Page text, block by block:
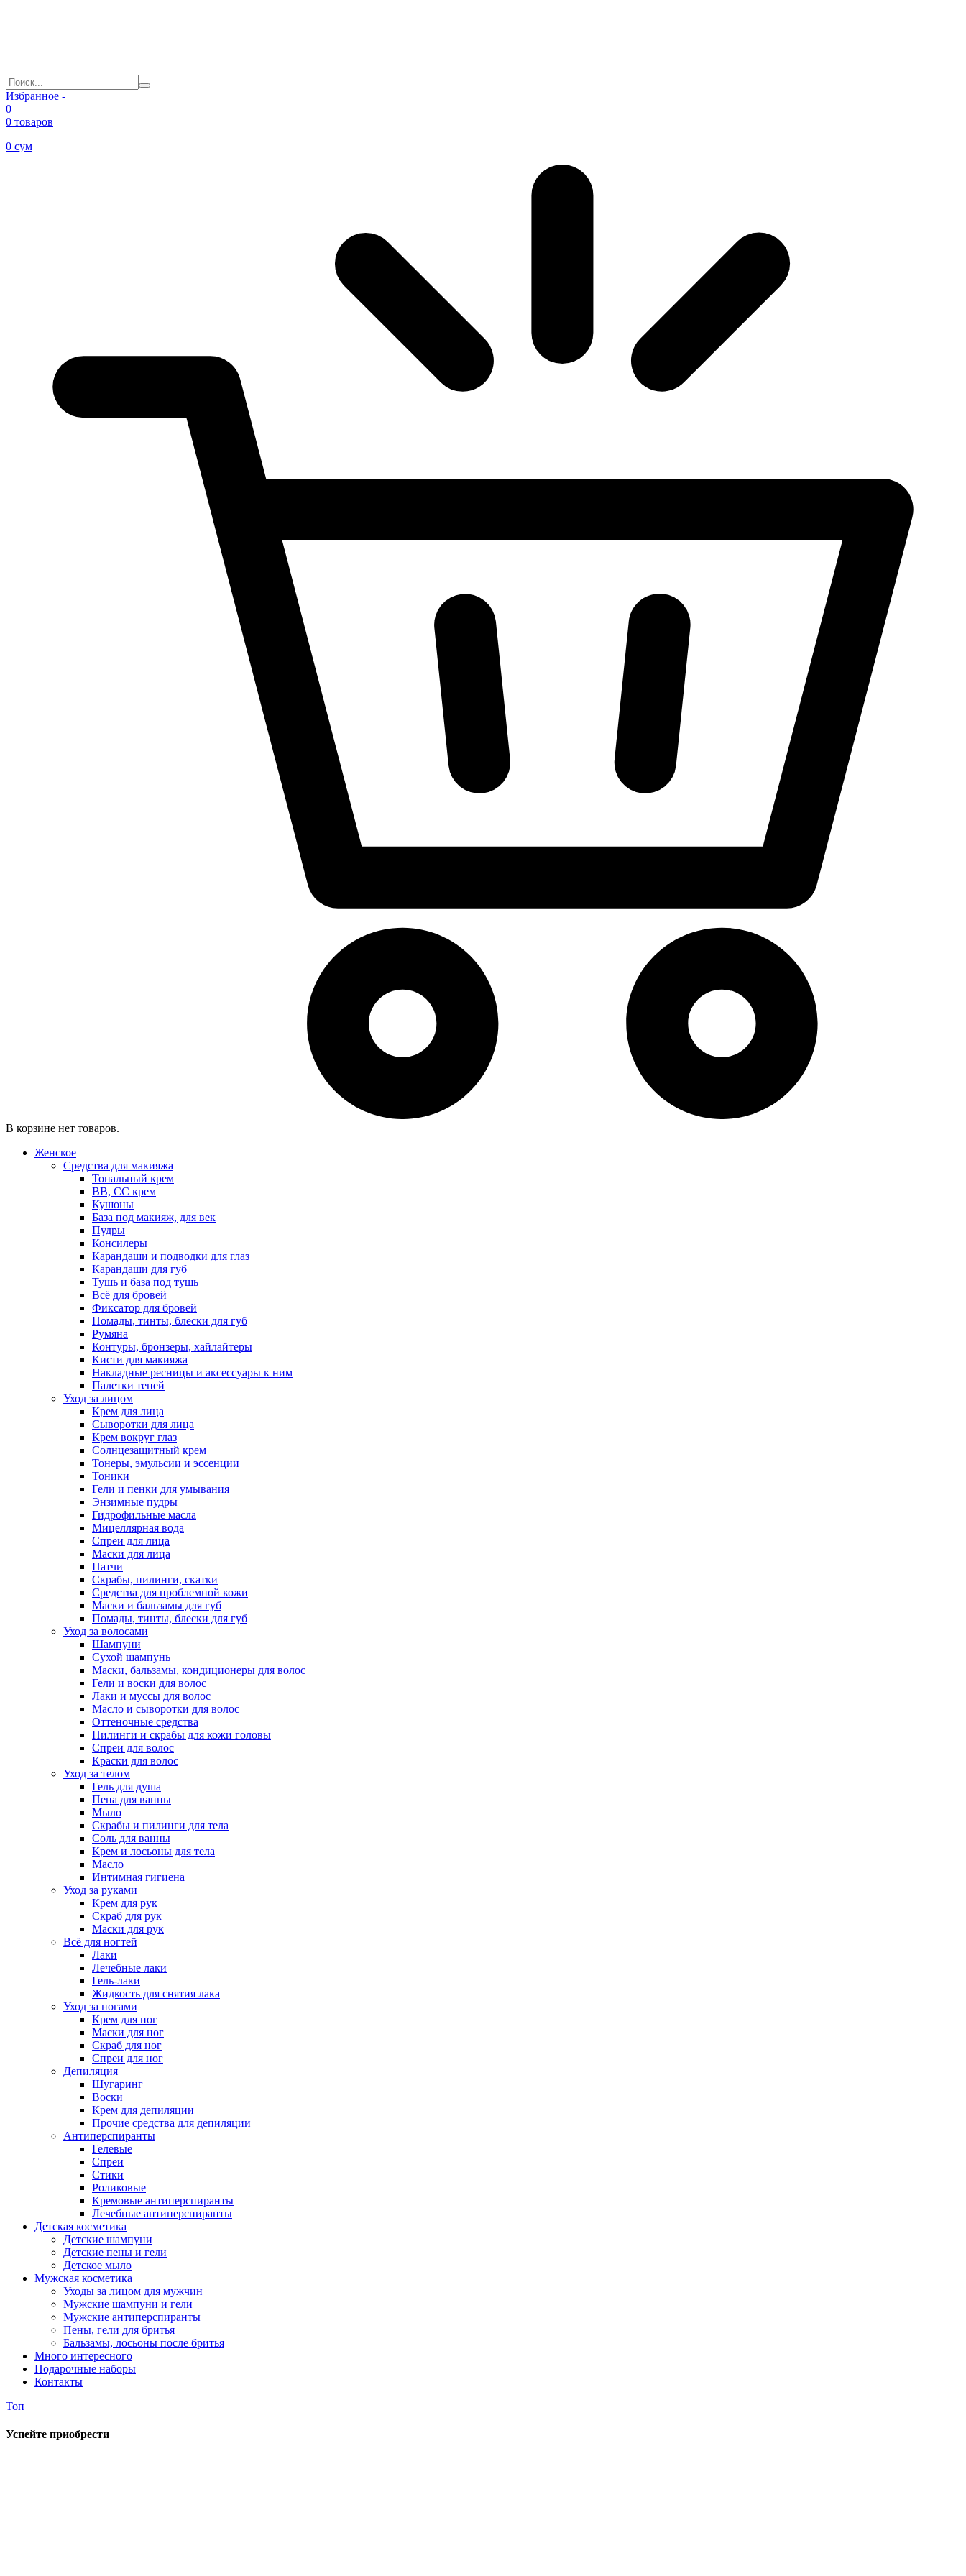
Избранное -
0
0 товаров
0 сум
В корзине нет товаров.
Женское
Средства для макияжа
Тональный крем
BB, CC крем
Кушоны
База под макияж, для век
Пудры
Консилеры
Карандаши и подводки для глаз
Карандаши для губ
Тушь и база под тушь
Всё для бровей
Фиксатор для бровей
Помады, тинты, блески для губ
Румяна
Контуры, бронзеры, хайлайтеры
Кисти для макияжа
Накладные ресницы и аксессуары к ним
Палетки теней
Уход за лицом
Крем для лица
Сыворотки для лица
Крем вокруг глаз
Солнцезащитный крем
Тонеры, эмульсии и эссенции
Тоники
Гели и пенки для умывания
Энзимные пудры
Гидрофильные масла
Мицеллярная вода
Спреи для лица
Маски для лица
Патчи
Скрабы, пилинги, скатки
Средства для проблемной кожи
Маски и бальзамы для губ
Помады, тинты, блески для губ
Уход за волосами
Шампуни
Сухой шампунь
Маски, бальзамы, кондиционеры для волос
Гели и воски для волос
Лаки и муссы для волос
Масло и сыворотки для волос
Оттеночные средства
Пилинги и скрабы для кожи головы
Спреи для волос
Краски для волос
Уход за телом
Гель для душа
Пена для ванны
Мыло
Скрабы и пилинги для тела
Соль для ванны
Крем и лосьоны для тела
Масло
Интимная гигиена
Уход за руками
Крем для рук
Скраб для рук
Маски для рук
Всё для ногтей
Лаки
Лечебные лаки
Гель-лаки
Жидкость для снятия лака
Уход за ногами
Крем для ног
Маски для ног
Скраб для ног
Спреи для ног
Депиляция
Шугаринг
Воски
Крем для депиляции
Прочие средства для депиляции
Антиперспиранты
Гелевые
Спреи
Стики
Роликовые
Кремовые антиперспиранты
Лечебные антиперспиранты
Детская косметика
Детские шампуни
Детские пены и гели
Детское мыло
Мужская косметика
Уходы за лицом для мужчин
Мужские шампуни и гели
Мужские антиперспиранты
Пены, гели для бритья
Бальзамы, лосьоны после бритья
Много интересного
Подарочные наборы
Контакты
Топ
Успейте приобрести